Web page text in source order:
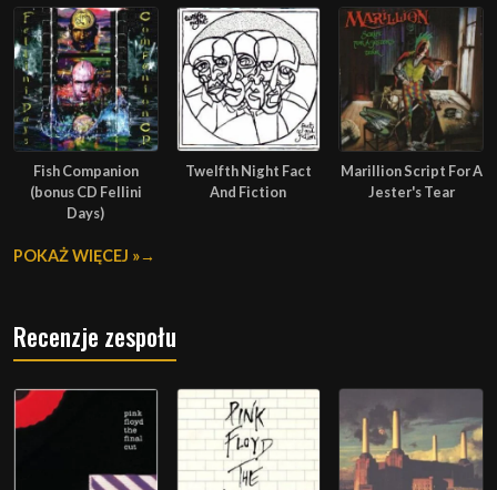
Fish Companion
(bonus CD Fellini
Days)
Twelfth Night Fact
And Fiction
Marillion Script For A
Jester's Tear
POKAŻ WIĘCEJ »
Recenzje zespołu